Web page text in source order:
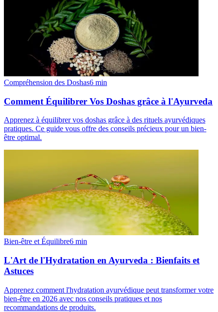
Compréhension des Doshas6 min
Comment Équilibrer Vos Doshas grâce à l'Ayurveda
Apprenez à équilibrer vos doshas grâce à des rituels ayurvédiques
pratiques. Ce guide vous offre des conseils précieux pour un bien-
être optimal.
Bien-être et Équilibre6 min
L'Art de l'Hydratation en Ayurveda : Bienfaits et
Astuces
Apprenez comment l'hydratation ayurvédique peut transformer votre
bien-être en 2026 avec nos conseils pratiques et nos
recommandations de produits.